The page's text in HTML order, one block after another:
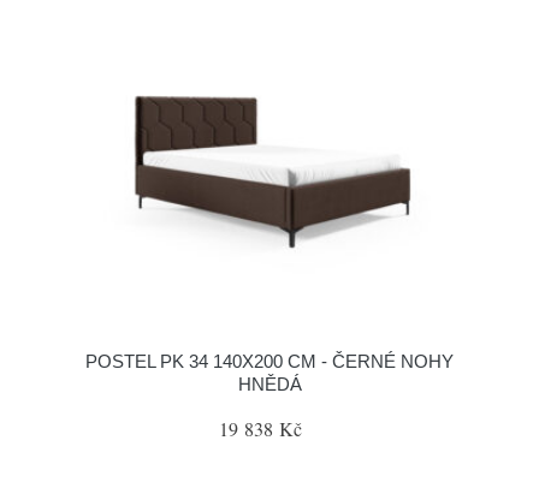
POSTEL PK 34 140X200 CM - ČERNÉ NOHY
HNĚDÁ
19 838 Kč